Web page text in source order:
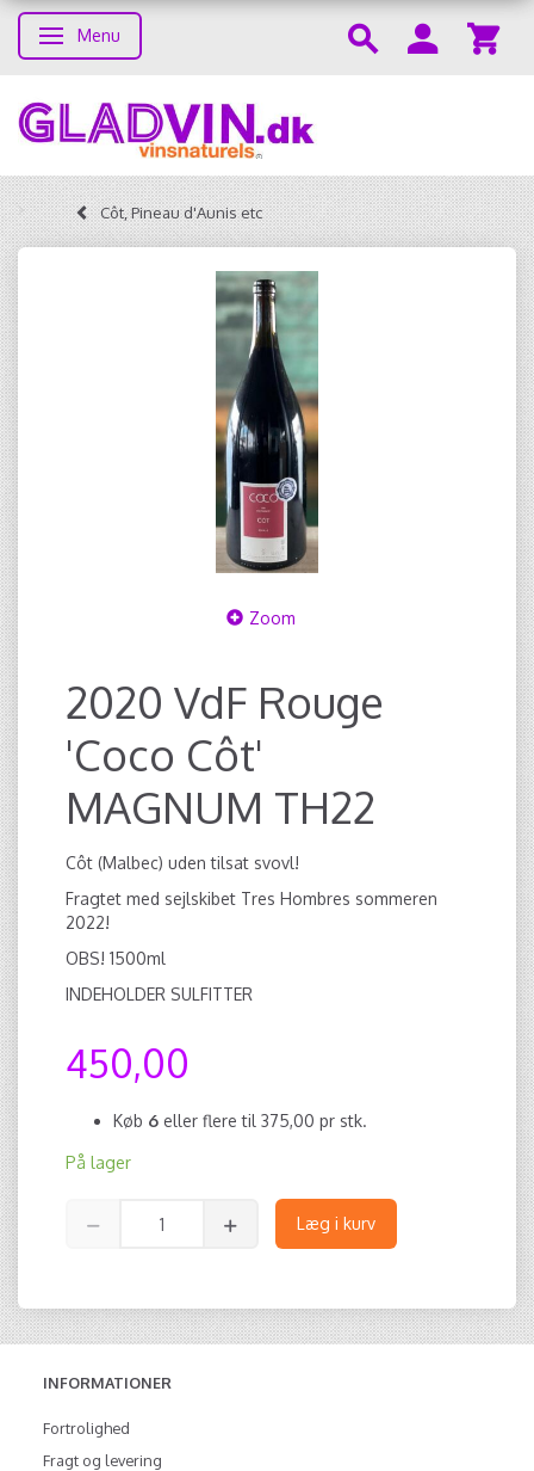
Skifte navigation
Menu
Côt, Pineau d'Aunis etc
Zoom
2020 VdF Rouge
'Coco Côt'
MAGNUM TH22
Côt (Malbec) uden tilsat svovl!
Fragtet med sejlskibet Tres Hombres sommeren
2022!
OBS! 1500ml
INDEHOLDER SULFITTER
450,00
Køb 6 eller flere til 375,00 pr stk.
På lager
Læg i kurv
INFORMATIONER
Fortrolighed
Fragt og levering